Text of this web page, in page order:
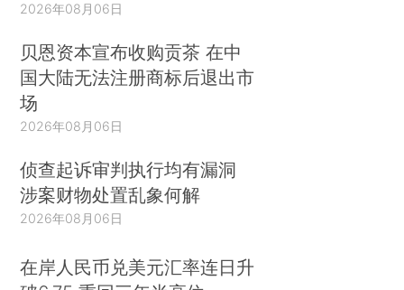
2026年08月06日
贝恩资本宣布收购贡茶 在中
国大陆无法注册商标后退出市
场
2026年08月06日
侦查起诉审判执行均有漏洞
涉案财物处置乱象何解
2026年08月06日
在岸人民币兑美元汇率连日升